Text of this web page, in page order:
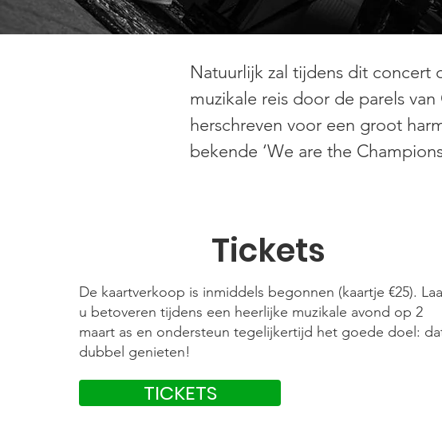
Natuurlijk zal tijdens dit concert
muzikale reis door de parels
herschreven voor een groot
bekende ‘We are the
Tickets
De kaartverkoop is inmiddels begonnen (kaartje €25).
u betoveren tijdens een heerlijke muzikale avond op 2
maart as en ondersteun tegelijkertijd het goede doel:
dubbel genieten!
TICKETS